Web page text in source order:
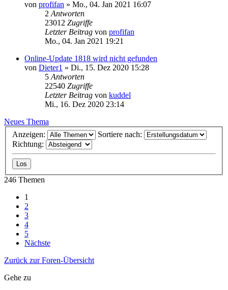
von profifan » Mo., 04. Jan 2021 16:07
2 Antworten
23012 Zugriffe
Letzter Beitrag von profifan
Mo., 04. Jan 2021 19:21
Online-Update 1818 wird nicht gefunden
von Dieter1 » Di., 15. Dez 2020 15:28
5 Antworten
22540 Zugriffe
Letzter Beitrag von kuddel
Mi., 16. Dez 2020 23:14
Neues Thema
Anzeigen:
Sortiere nach:
Richtung:
246 Themen
1
2
3
4
5
Nächste
Zurück zur Foren-Übersicht
Gehe zu